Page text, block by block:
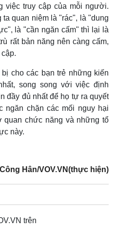
Tư vấn
việc truy cập của mỗi người.
quan niệm là "rác", là "dung
là "cần ngăn cấm" thì lại là
rất bản năng nên càng cấm,
cho các bạn trẻ những kiến
song song với việc định
đầy đủ nhất để họ tự ra quyết
ngăn chặn các mối nguy hại
quan chức năng và những tổ
này.
Công Hân/VOV.VN(thực hiện)
trên